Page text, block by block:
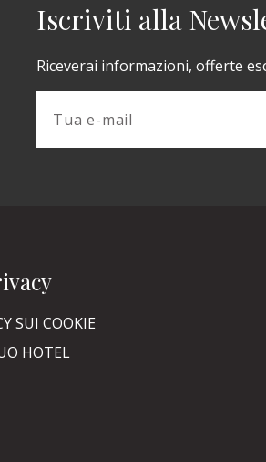
Iscriviti alla
Riceverai informazioni, offerte
SUI COOKIE
HOTEL